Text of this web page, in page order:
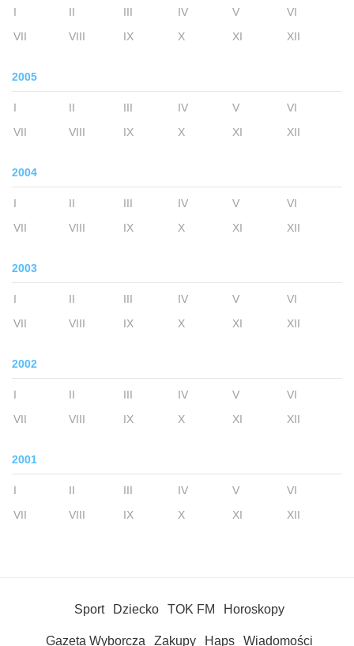
I II III IV V
VI
VII
VIII IX X XI XII
2005
I II III IV V
VI
VII
VIII IX X XI XII
2004
I II III IV V
VI
VII
VIII IX X XI XII
2003
I II III IV V
VI
VII
VIII IX X XI XII
2002
I II III IV V
VI
VII
VIII IX X XI XII
2001
I II III IV V
VI
VII
VIII IX X XI XII
Sport Dziecko TOK FM Horoskopy
Gazeta Wyborcza Zakupy Haps Wiadomości